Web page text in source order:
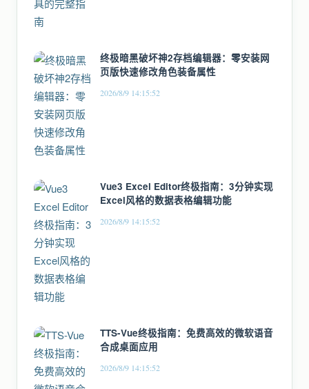
终极暗黑破坏神2存档编辑器：零安装网
页版快速修改角色装备属性
2026/8/9 14:15:52
Vue3 Excel Editor终极指南：3分钟实现
Excel风格的数据表格编辑功能
2026/8/9 14:15:52
TTS-Vue终极指南：免费高效的微软语音
合成桌面应用
2026/8/9 14:15:52